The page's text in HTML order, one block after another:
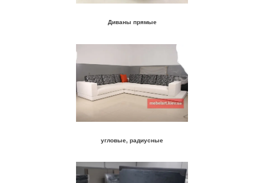
Диваны прямые
угловые, радиусные